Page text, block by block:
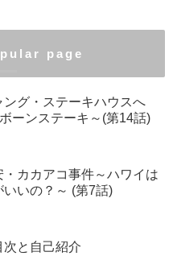
page
ング・ステーキハウスへ
ーンステーキ～(第14話)
カカアコ事件～ハワイは
いの？～ (第7話)
と自己紹介